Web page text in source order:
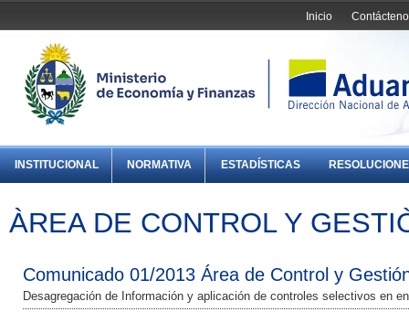
Inicio
INSTITUCIONAL NORMATIVA ESTADÍSTICAS
ÀREA DE CONTROL Y
Comunicado 01/2013 Área de Control y
Desagregación de Información y aplicación de controles selectivos en